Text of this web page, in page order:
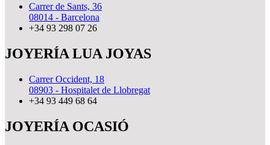
Carrer de Sants, 36
08014 - Barcelona
+34 93 298 07 26
JOYERÍA LUA JOYAS
Carrer Occident, 18
08903 - Hospitalet de Llobregat
+34 93 449 68 64
JOYERÍA OCASIÓ